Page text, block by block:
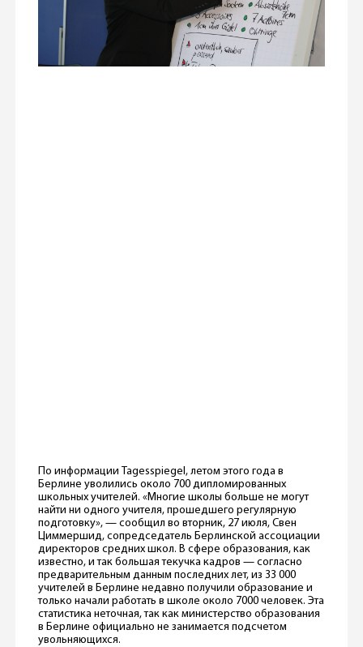
По информации Tagesspiegel, летом этого года в
Берлине уволились около 700 дипломированных
школьных учителей. «Многие школы больше не могут
найти ни одного учителя, прошедшего регулярную
подготовку», — сообщил во вторник, 27 июля, Свен
Циммершид, сопредседатель Берлинской ассоциации
директоров средних школ. В сфере образования, как
известно, и так большая текучка кадров — согласно
предварительным данным последних лет, из 33 000
учителей в Берлине недавно получили образование и
только начали работать в школе около 7000 человек. Эта
статистика неточная, так как министерство образования
в Берлине официально не занимается подсчетом
увольняющихся.